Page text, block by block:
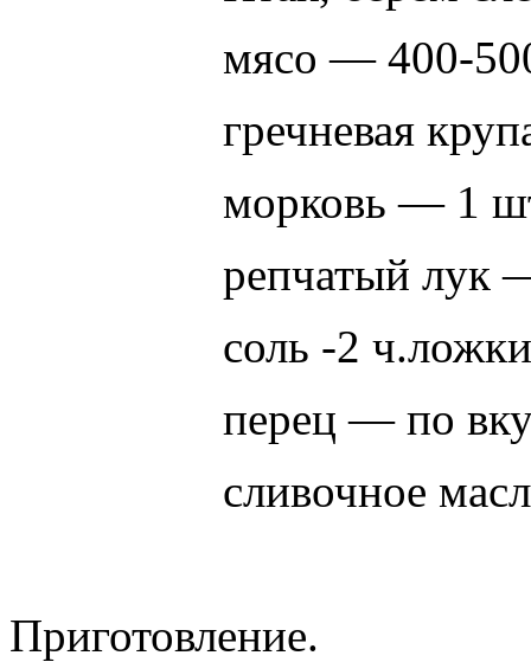
мясо — 400-
гречневая
морковь — 1
репчатый лук
соль -2 ч.ложки
перец — по
сливочное
Приготовление.